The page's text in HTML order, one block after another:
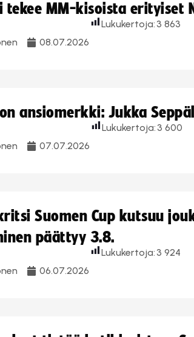
tekee MM-kisoista erityiset
08.07.2026
Lukukertoja: 3 863
ansiomerkki: Jukka
07.07.2026
Lukukertoja: 3 600
Suomen Cup kutsuu
päättyy 3.8.
06.07.2026
Lukukertoja: 3 924